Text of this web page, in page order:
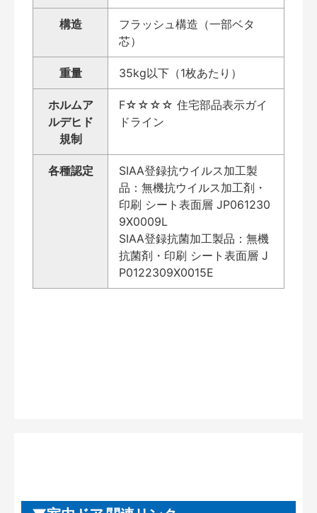
構造
フラッシュ構造（一部ベタ
芯）
重量 35kg以下（1枚あたり）
ホルムア
ルデヒド
規制
F☆☆☆☆ 住宅部品表示ガイ
ドライン
各種認定
SIAA登録抗ウイルス加工製
品：無機抗ウイルス加工剤・
印刷 シート表面層 JP061230
9X0009L
SIAA登録抗菌加工製品：無機
抗菌剤・印刷 シート表面層 J
P0122309X0015E